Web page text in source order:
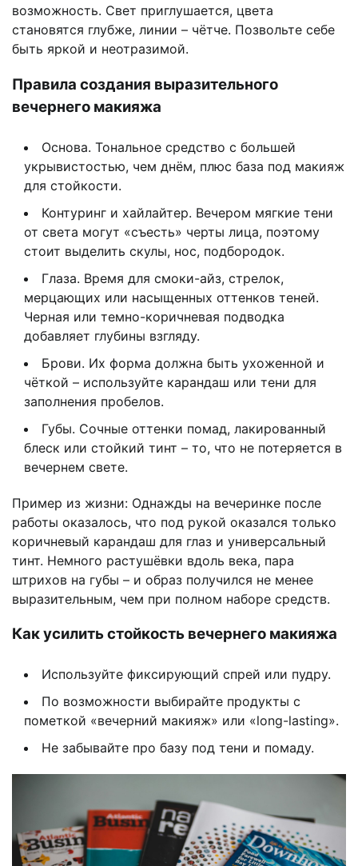
возможность. Свет приглушается, цвета
становятся глубже, линии – чётче. Позвольте себе
быть яркой и неотразимой.
Правила создания выразительного
вечернего макияжа
Основа. Тональное средство с большей
укрывистостью, чем днём, плюс база под макияж
для стойкости.
Контуринг и хайлайтер. Вечером мягкие тени
от света могут «съесть» черты лица, поэтому
стоит выделить скулы, нос, подбородок.
Глаза. Время для смоки-айз, стрелок,
мерцающих или насыщенных оттенков теней.
Черная или темно-коричневая подводка
добавляет глубины взгляду.
Брови. Их форма должна быть ухоженной и
чёткой – используйте карандаш или тени для
заполнения пробелов.
Губы. Сочные оттенки помад, лакированный
блеск или стойкий тинт – то, что не потеряется в
вечернем свете.
Пример из жизни: Однажды на вечеринке после
работы оказалось, что под рукой оказался только
коричневый карандаш для глаз и универсальный
тинт. Немного растушёвки вдоль века, пара
штрихов на губы – и образ получился не менее
выразительным, чем при полном наборе средств.
Как усилить стойкость вечернего макияжа
Используйте фиксирующий спрей или пудру.
По возможности выбирайте продукты с
пометкой «вечерний макияж» или «long-lasting».
Не забывайте про базу под тени и помаду.